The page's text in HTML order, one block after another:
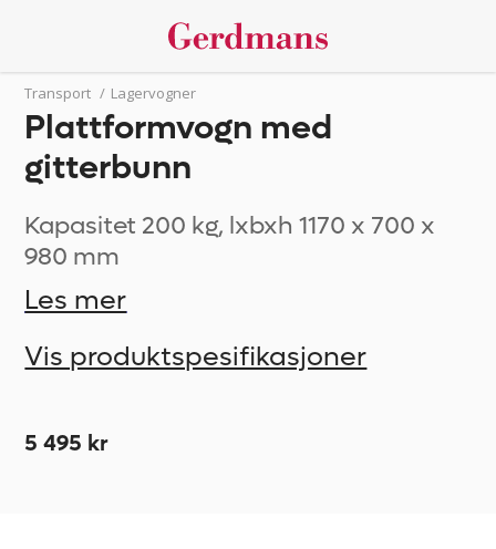
Transport / Lagervogner
Plattformvogn med
gitterbunn
Kapasitet 200 kg, lxbxh 1170 x 700 x
980 mm
Les mer
Vis produktspesifikasjoner
5 495 kr